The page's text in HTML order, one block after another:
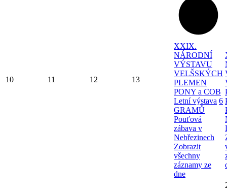
10 11 12 13
XXIX.
NÁRODNÍ
VÝSTAVU
VELŠSKÝCH
PLEMEN
PONY a COB
Letní výstava 6
GRAMŮ
Pouťová
zábava v
Nebřezinech
Zobrazit
všechny
záznamy ze
dne